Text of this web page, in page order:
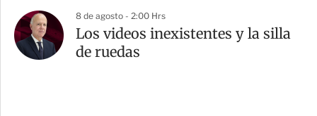
8 de agosto - 2:00 Hrs
Los videos inexistentes y la silla
de ruedas